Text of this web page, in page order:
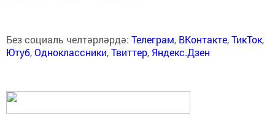
Без социаль челтәрләрдә: Телеграм, ВКонтакте,ТикТок,
Ютуб,Одноклассники,Твиттер, Яндекс.Дзен